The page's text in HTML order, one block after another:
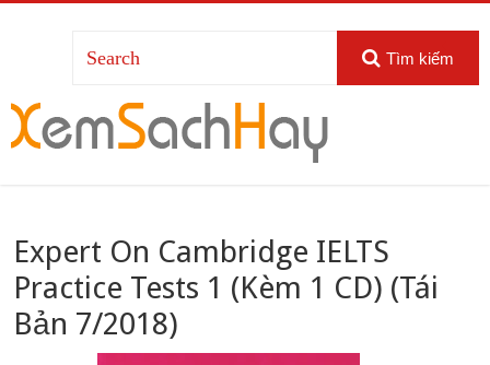
Tìm kiếm
Expert On Cambridge IELTS
Practice Tests 1 (Kèm 1 CD) (Tái
Bản 7/2018)